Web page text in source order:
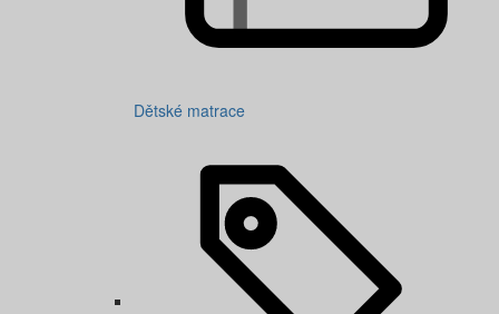
Dětské matrace